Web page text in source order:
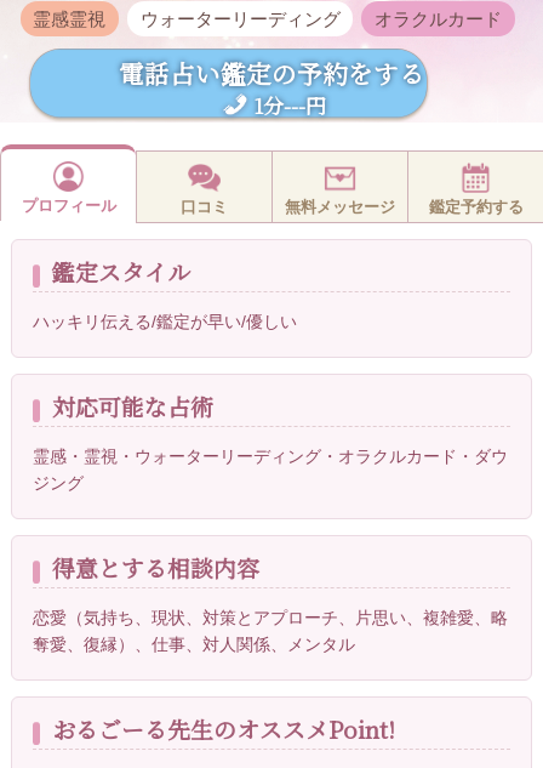
霊感霊視 ウォーターリーディング オラクルカード
電話占い鑑定の予約をする
1分---円
プロフィール 口コミ 無料メッセージ 鑑定予約する
鑑定スタイル
ハッキリ伝える/鑑定が早い/優しい
対応可能な占術
霊感・霊視・ウォーターリーディング・オラクルカード・ダウ
ジング
得意とする相談内容
恋愛（気持ち、現状、対策とアプローチ、片思い、複雑愛、略
奪愛、復縁）、仕事、対人関係、メンタル
おるごーる先生のオススメPoint!